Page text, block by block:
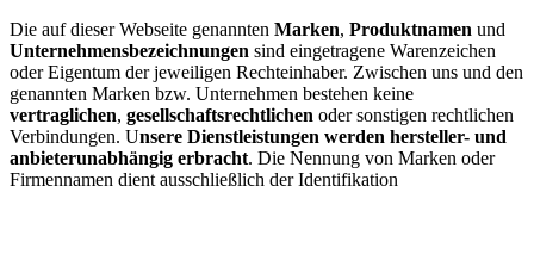
Die auf dieser Webseite genannten Marken, Produktnamen und
Unternehmensbezeichnungen sind eingetragene Warenzeichen
oder Eigentum der jeweiligen Rechteinhaber. Zwischen uns und den
genannten Marken bzw. Unternehmen bestehen keine
vertraglichen, gesellschaftsrechtlichen oder sonstigen rechtlichen
Verbindungen. Unsere Dienstleistungen werden hersteller- und
anbieterunabhängig erbracht. Die Nennung von Marken oder
Firmennamen dient ausschließlich der Identifikation